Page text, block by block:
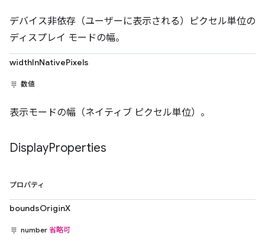
デバイス非依存（ユーザーに表示される）ピクセル単位の
ディスプレイ モードの幅。
widthInNativePixels
数値
表示モードの幅（ネイティブ ピクセル単位）。
DisplayProperties
プロパティ
boundsOriginX
number 省略可